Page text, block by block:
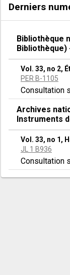
Derniers
Bibliothèque
Bibliothèque)
Vol. 33, no 2,
PER B-1105
Consultation
Archives
Instruments
Vol. 33, no 1,
JL 1 B936
Consultation